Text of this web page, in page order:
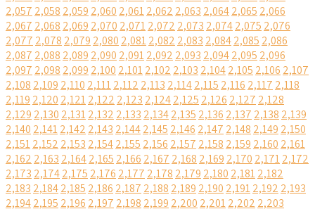
2,057 2,058 2,059 2,060 2,0612,062 2,063 2,0642,065 2,066
2,067 2,068 2,069 2,070 2,0712,072 2,073 2,0742,075 2,076
2,077 2,078 2,079 2,080 2,0812,082 2,083 2,0842,085 2,086
2,087 2,088 2,089 2,090 2,0912,092 2,093 2,0942,095 2,096
2,097 2,098 2,099 2,100 2,1012,102 2,103 2,1042,105 2,106 2,107
2,108 2,109 2,110 2,1112,112 2,113 2,1142,115 2,116 2,117 2,118
2,119 2,120 2,1212,122 2,123 2,1242,125 2,126 2,127 2,128
2,129 2,130 2,1312,132 2,133 2,1342,135 2,136 2,137 2,138 2,139
2,140 2,1412,142 2,143 2,1442,145 2,146 2,147 2,148 2,149 2,150
2,1512,152 2,153 2,1542,155 2,156 2,157 2,158 2,159 2,160 2,161
2,162 2,163 2,1642,165 2,166 2,167 2,168 2,169 2,170 2,1712,172
2,173 2,1742,175 2,176 2,177 2,178 2,179 2,180 2,1812,182
2,183 2,1842,185 2,186 2,187 2,188 2,189 2,190 2,1912,192 2,193
2,1942,195 2,196 2,197 2,198 2,199 2,200 2,2012,202 2,203